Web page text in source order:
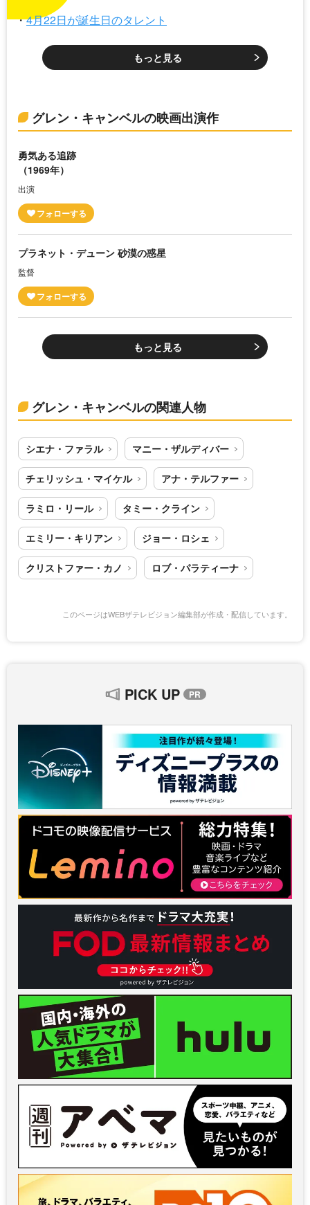
4月22日が誕生日のタレント
もっと見る
グレン・キャンベルの映画出演作
勇気ある追跡
（1969年）
出演
プラネット・デューン 砂漠の惑星
監督
もっと見る
グレン・キャンベルの関連人物
シエナ・ファラル マニー・ザルディバー
チェリッシュ・マイケル アナ・テルファー
ラミロ・リール タミー・クライン
エミリー・キリアン ジョー・ロシェ
クリストファー・カノ ロブ・パラティーナ
このページはWEBザテレビジョン編集部が作成・配信しています。
PICK UP